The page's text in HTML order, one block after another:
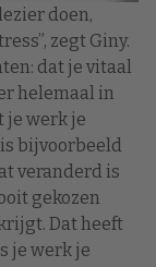
doen,
zegt Giny.
dat je vitaal
helemaal in
je werk je
bijvoorbeeld
veranderd is
gekozen
Dat heeft
je werk je